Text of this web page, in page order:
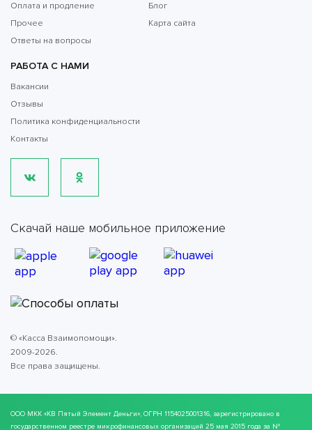
Оплата и продление
Прочее
Ответы на вопросы
Блог
Карта сайта
РАБОТА С НАМИ
Вакансии
Отзывы
Политика конфиденциальности
Контакты
Скачай наше мобильное приложение
© «Касса Взаимопомощи».
2009-2026.
Все права защищены.
ООО МКК «КВ Пятый Элемент Деньги», ОГРН 1154025001316, зарегистрировано в
государственном реестре микрофинансовых организаций 25 мая 2015 года за №